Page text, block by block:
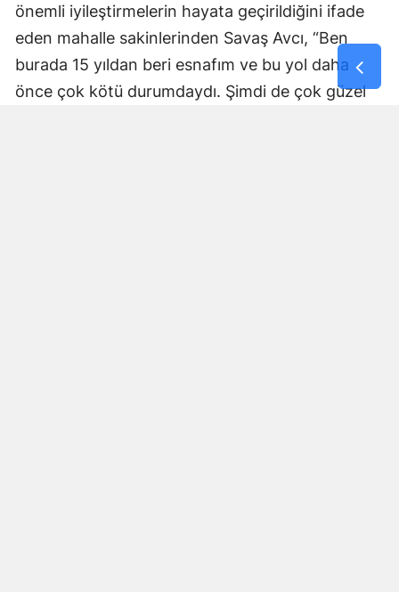
önemli iyileştirmelerin hayata geçirildiğini ifade
eden mahalle sakinlerinden Savaş Avcı, “Ben
burada 15 yıldan beri esnafım ve bu yol daha
önce çok kötü durumdaydı. Şimdi de çok güzel